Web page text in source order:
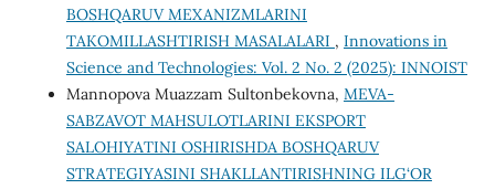
BOSHQARUV MEXANIZMLARINI
TAKOMILLASHTIRISH MASALALARI , Innovations in
Science and Technologies: Vol. 2 No. 2 (2025): INNOIST
Mannopova Muazzam Sultonbekovna, MEVA-
SABZAVOT MAHSULOTLARINI EKSPORT
SALOHIYATINI OSHIRISHDA BOSHQARUV
STRATEGIYASINI SHAKLLANTIRISHNING ILG‘OR